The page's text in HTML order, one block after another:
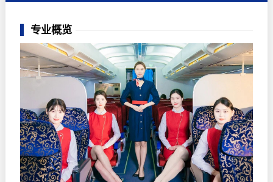
专业概览